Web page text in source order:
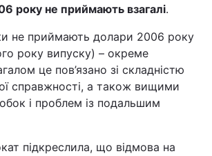
року не приймають взагалі.
не приймають долари 2006 року
року випуску) – окреме
це пов’язано зі складністю
справжності, а також вищими
і проблем із подальшим
підкреслила, що відмова на